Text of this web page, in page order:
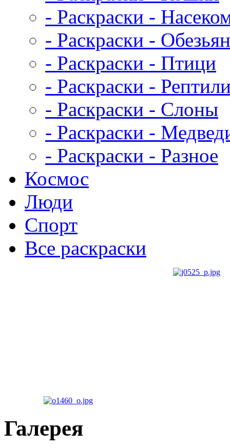
- Раскраски -
- Раскраски -
- Раскраски - Птици
- Раскраски -
- Раскраски - Слоны
- Раскраски -
- Раскраски - Разное
Космос
Люди
Спорт
Все раскраски
Галерея